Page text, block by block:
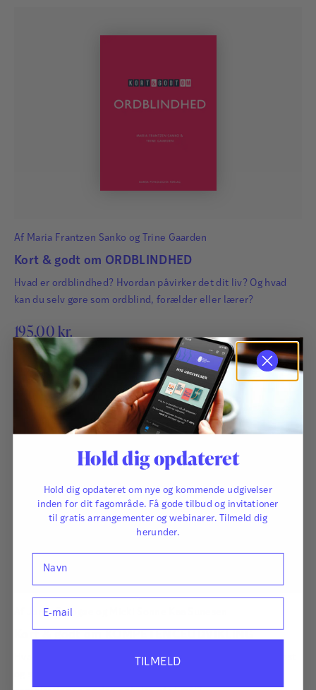
Af Maria Frantzen Sanko og Trine Gaarden
Kort & godt om ORDBLINDHED
Hvad er ordblindhed? Hvordan påvirker det dit liv? Og hvad
kan du selv gøre som ordblind, forælder eller lærer?
195,00 kr.
Jonas Sprogøe
Hvad er kompetenceudvikling? Hvordan arbejder man seriøst
Hold dig opdateret
Hold dig opdateret om nye og kommende udgivelser
inden for dit fagområde. Få gode tilbud og invitationer
til gratis arrangementer og webinarer. Tilmeld dig
herunder.
TILMELD